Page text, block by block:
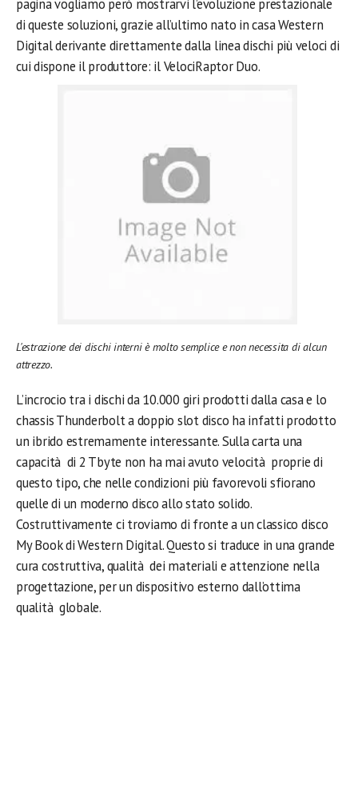
pagina vogliamo però mostrarvi l’evoluzione prestazionale
di queste soluzioni, grazie all’ultimo nato in casa Western
Digital derivante direttamente dalla linea dischi più veloci di
cui dispone il produttore: il VelociRaptor Duo.
L'estrazione dei dischi interni è molto semplice e non necessita di alcun
attrezzo.
L’incrocio tra i dischi da 10.000 giri prodotti dalla casa e lo
chassis Thunderbolt a doppio slot disco ha infatti prodotto
un ibrido estremamente interessante. Sulla carta una
capacità di 2 Tbyte non ha mai avuto velocità proprie di
questo tipo, che nelle condizioni più favorevoli sfiorano
quelle di un moderno disco allo stato solido.
Costruttivamente ci troviamo di fronte a un classico disco
My Book di Western Digital. Questo si traduce in una grande
cura costruttiva, qualità dei materiali e attenzione nella
progettazione, per un dispositivo esterno dall’ottima
qualità globale.